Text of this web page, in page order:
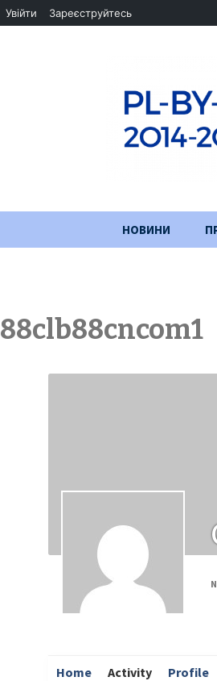
НОВИНИ
88clb88cncom1
Home Activity Profile
Увійти Зареєструйтесь